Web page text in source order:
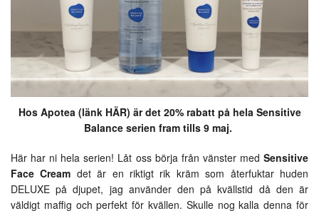
Hos Apotea (länk HÄR) är det 20% rabatt på hela Sensitive
Balance serien fram tills 9 maj.
Här har ni hela serien! Låt oss börja från vänster med Sensitive
Face Cream det är en riktigt rik kräm som återfuktar huden
DELUXE på djupet, jag använder den på kvällstid då den är
väldigt maffig och perfekt för kvällen. Skulle nog kalla denna för